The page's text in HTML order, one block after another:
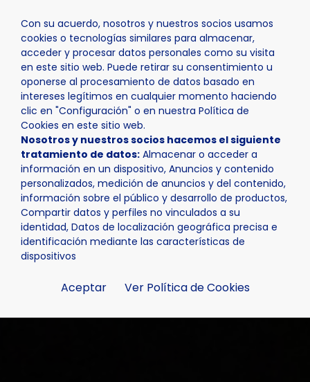
Con su acuerdo, nosotros y nuestros socios usamos
cookies o tecnologías similares para almacenar,
acceder y procesar datos personales como su visita
en este sitio web. Puede retirar su consentimiento u
oponerse al procesamiento de datos basado en
intereses legítimos en cualquier momento haciendo
clic en "Configuración" o en nuestra Política de
Cookies en este sitio web.
Nosotros y nuestros socios hacemos el siguiente
tratamiento de datos: Almacenar o acceder a
información en un dispositivo, Anuncios y contenido
personalizados, medición de anuncios y del contenido,
información sobre el público y desarrollo de productos,
Compartir datos y perfiles no vinculados a su
identidad, Datos de localización geográfica precisa e
identificación mediante las características de
dispositivos
Aceptar Ver Política de Cookies
Inicio Actualidad Noticias Noticia - Mañana